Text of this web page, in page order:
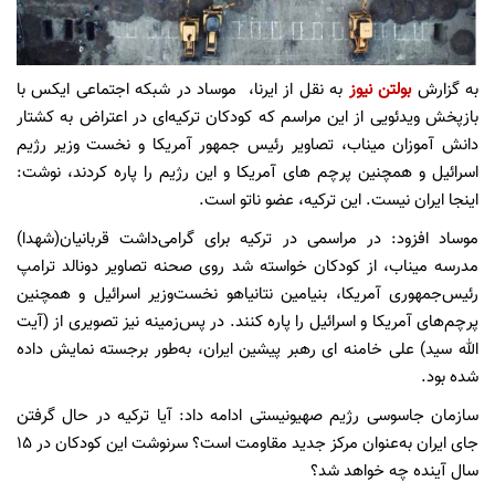
به گزارشبولتن نیوز به نقل از ایرنا، موساد در شبکه اجتماعی ایکس با
بازپخش ویدئویی از این مراسم که کودکان ترکیه‌ای در اعتراض به کشتار
دانش آموزان میناب، تصاویر رئیس‌ جمهور آمریکا و نخست‌ وزیر رژیم
اسرائیل و همچنین پرچم‌ های آمریکا و این رژیم را پاره کردند، نوشت:
اینجا ایران نیست. این ترکیه، عضو ناتو است.
موساد افزود: در مراسمی در ترکیه برای گرامی‌داشت قربانیان(شهدا)
مدرسه میناب، از کودکان خواسته شد روی صحنه تصاویر دونالد ترامپ
رئیس‌جمهوری آمریکا، بنیامین نتانیاهو نخست‌وزیر اسرائیل و همچنین
پرچم‌های آمریکا و اسرائیل را پاره کنند. در پس‌زمینه نیز تصویری از (آیت
الله سید) علی خامنه ای رهبر پیشین ایران، به‌طور برجسته نمایش داده
شده بود.
سازمان جاسوسی رژیم صهیونیستی ادامه داد: آیا ترکیه در حال گرفتن
جای ایران به‌عنوان مرکز جدید مقاومت است؟ سرنوشت این کودکان در ۱۵
سال آینده چه خواهد شد؟